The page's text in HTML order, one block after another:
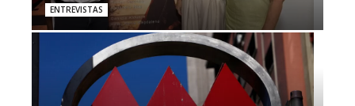
ENTREVISTAS